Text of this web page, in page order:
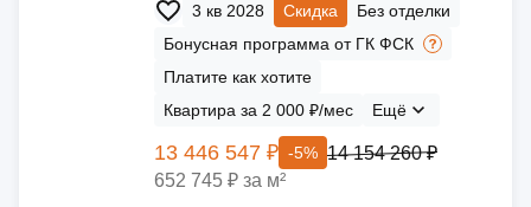
3 кв 2028 Скидка
Без отделки
Бонусная программа от ГК ФСК
Платите как хотите
Квартира за 2 000 ₽/мес
Ещё
13 446 547 ₽ -5% 14 154 260 ₽
652 745 ₽ за м²